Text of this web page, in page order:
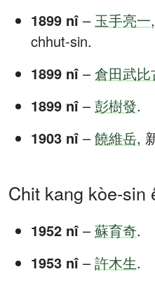
1899 nî – 玉手亮一
chhut-sin.
1899 nî – 倉田武比
1899 nî – 彭樹發.
1903 nî – 饒維岳,
Chit kang kòe-sin
1952 nî – 蘇育奇.
1953 nî – 許木生.